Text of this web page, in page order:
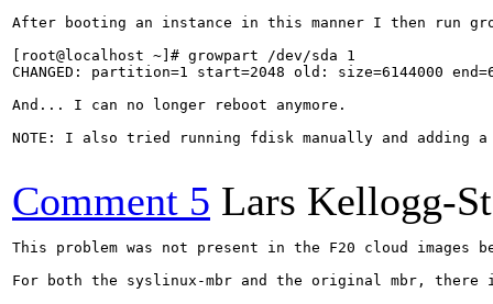
After booting an instance in this manner I then run
CHANGED: partition=1 start=2048 old: size=6144000
And... I can no longer reboot anymore.
NOTE: I also tried running fdisk manually and
Comment 5 Lars Kellogg-
This problem was not present in the F20 cloud images
For both the syslinux-mbr and the original mbr,